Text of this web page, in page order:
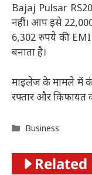
Bajaj Pulsar
नहीं। आप इसे
6,302 रुपये की
बनाता है।
माइलेज के मामले में
रफ्तार और किफायत
Categories
Business
Related